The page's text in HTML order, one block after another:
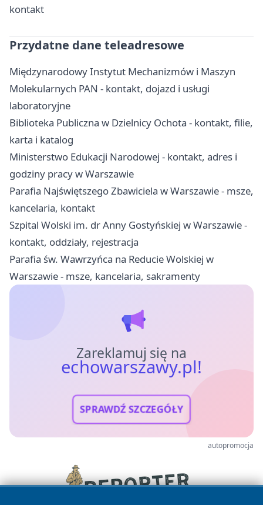
kontakt
Przydatne dane teleadresowe
Międzynarodowy Instytut Mechanizmów i Maszyn
Molekularnych PAN - kontakt, dojazd i usługi
laboratoryjne
Biblioteka Publiczna w Dzielnicy Ochota - kontakt, filie,
karta i katalog
Ministerstwo Edukacji Narodowej - kontakt, adres i
godziny pracy w Warszawie
Parafia Najświętszego Zbawiciela w Warszawie - msze,
kancelaria, kontakt
Szpital Wolski im. dr Anny Gostyńskiej w Warszawie -
kontakt, oddziały, rejestracja
Parafia św. Wawrzyńca na Reducie Wolskiej w
Warszawie - msze, kancelaria, sakramenty
Zareklamuj się na
echowarszawy.pl!
SPRAWDŹ SZCZEGÓŁY
autopromocja